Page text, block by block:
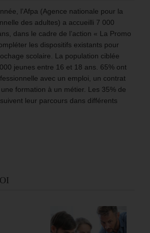
l’Afpa (Agence nationale pour la
des adultes) a accueilli 7 000
dans le cadre de l’action « La Promo
les dispositifs existants pour
scolaire. La population ciblée
jeunes entre 16 et 18 ans. 65% ont
avec un emploi, un contrat
formation à un métier. Les 35% de
leur parcours dans différents